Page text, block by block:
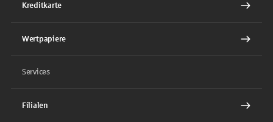
Kreditkarte
Wertpapiere
Services
Filialen